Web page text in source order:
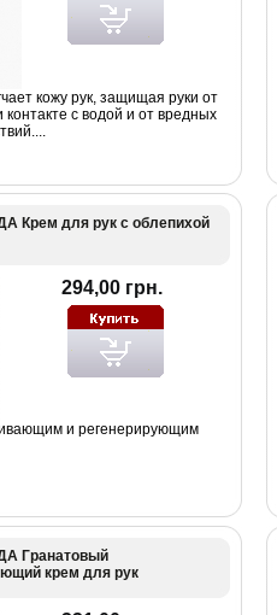
кожу рук, защищая руки от
с водой и от вредных
Крем для рук с облепихой
294,00 грн.
и регенерирующим
Гранатовый
крем для рук